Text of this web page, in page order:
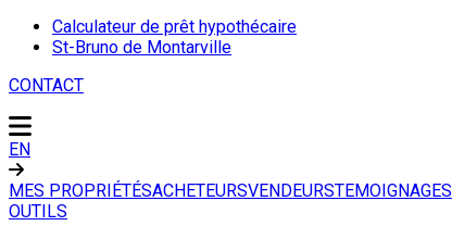
Calculateur de prêt hypothécaire
St-Bruno de Montarville
CONTACT
EN
MES PROPRIÉTÉSACHETEURSVENDEURSTEMOIGNAGES
OUTILS